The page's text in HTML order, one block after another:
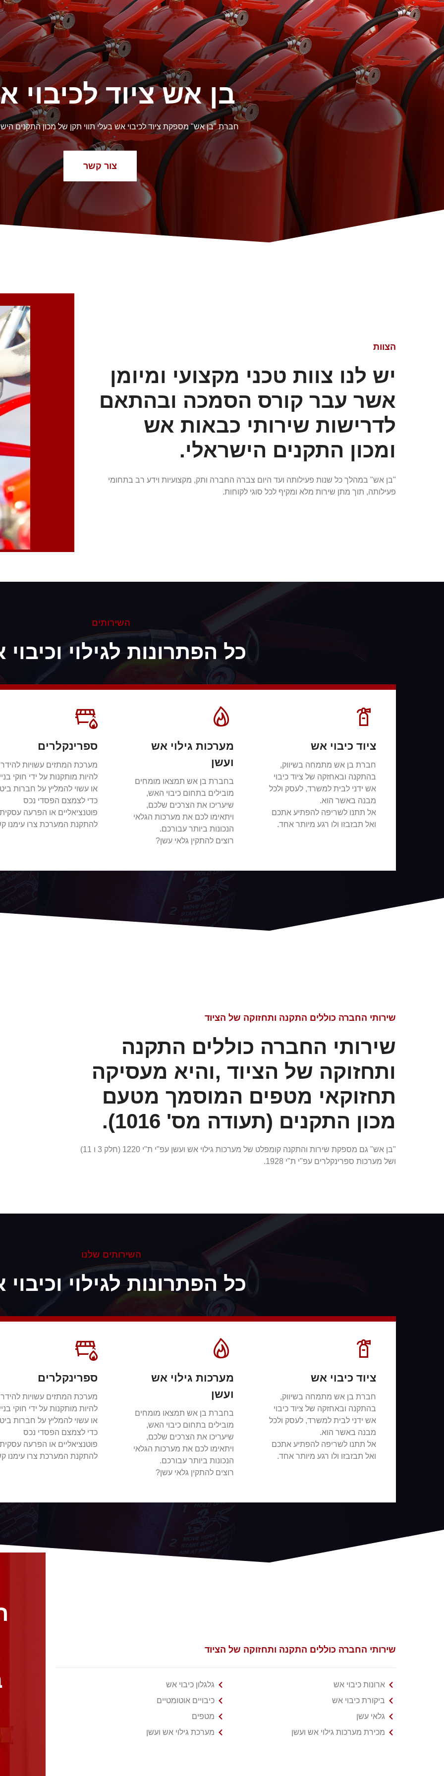
בן אש ציוד לכיבוי
חברת "בן אש" מספקת ציוד לכיבוי אש בעלי תווי תקן של מכון התקנים
צור קשר
הצוות
יש לנו צוות טכני מקצועי ומיומן
אשר עבר קורס הסמכה ובהתאם
לדרישות שירותי כבאות אש
ומכון התקנים הישראלי.
"בן אש" במהלך כל שנות פעילותה ועד היום צברה החברה ותק, מקצועיות וידע רב בתחומי
פעילותה, תוך מתן שירות מלא ומקיף לכל סוגי לקוחות.
השירותים
כל הפתרונות לגילוי
ציוד כיבוי אש
חברת בן אש מתמחה בשיווק,
בהתקנה ובאחזקה של ציוד כיבוי
אש ידני לבית למשרד, לעסק ולכל
מבנה באשר הוא.
אל תתנו לשריפה להפתיע אתכם
ואל תבזבזו ולו רגע מיותר אחד.
מערכות גילוי אש
ועשן
בחברת בן אש תמצאו מומחים
מובילים בתחום כיבוי האש,
שיעריכו את הצרכים שלכם,
ויתאימו לכם את מערכות הגלאי
הנכונות ביותר עבורכם.
רוצים להתקין גלאי עשן?
ספרינקלרים
מערכת המתזים עשויות
להיות מותקנות על ידי חוקי
או עשוי להמליץ ​​על חברות
כדי לצמצם הפסדי נכס
פוטנציאליים או הפרעה
להתקנת המערכת צרו עימנו
שירותי החברה כוללים התקנה ותחזוקה של הציוד ​
שירותי החברה כוללים התקנה
ותחזוקה של הציוד ,והיא מעסיקה
תחזוקאי מטפים המוסמך מטעם
מכון התקנים (תעודה מס' 1016).
"בן אש" גם מספקת שירות והתקנה קומפלט של מערכות גילוי אש ועשן עפ"י ת"י 1220 (חלק 3 ו 11)
ושל מערכות ספרינקלרים עפ"י ת"י 1928.
השירותים שלנו
כל הפתרונות לגילוי
ציוד כיבוי אש
חברת בן אש מתמחה בשיווק,
בהתקנה ובאחזקה של ציוד כיבוי
אש ידני לבית למשרד, לעסק ולכל
מבנה באשר הוא.
אל תתנו לשריפה להפתיע אתכם
ואל תבזבזו ולו רגע מיותר אחד.
מערכות גילוי אש
ועשן
בחברת בן אש תמצאו מומחים
מובילים בתחום כיבוי האש,
שיעריכו את הצרכים שלכם,
ויתאימו לכם את מערכות הגלאי
הנכונות ביותר עבורכם.
רוצים להתקין גלאי עשן?
ספרינקלרים
מערכת המתזים עשויות
להיות מותקנות על ידי חוקי
או עשוי להמליץ ​​על חברות
כדי לצמצם הפסדי נכס
פוטנציאליים או הפרעה
להתקנת המערכת צרו עימנו
שירותי החברה כוללים התקנה ותחזוקה של הציוד ​
ארונות כיבוי אש
ביקורת כיבוי אש
גלאי עשן
מכירת מערכות גילוי אש ועשן
גלגלון כיבוי אש
כיבויים אוטומטיים
מטפים
מערכת גילוי אש ועשן